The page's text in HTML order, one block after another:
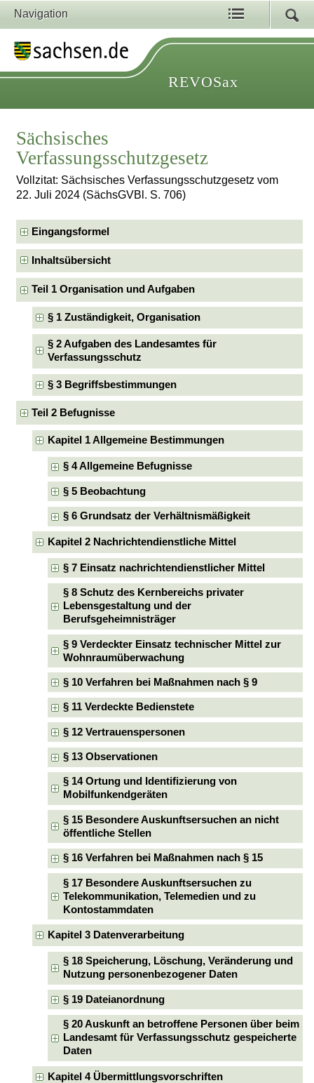
Navigation
REVOSax
Sächsisches
Verfassungsschutzgesetz
Vollzitat: Sächsisches Verfassungsschutzgesetz vom
22. Juli 2024 (SächsGVBl. S. 706)
Eingangsformel
Inhaltsübersicht
Teil 1 Organisation und Aufgaben
§ 1 Zuständigkeit, Organisation
§ 2 Aufgaben des Landesamtes für
Verfassungsschutz
§ 3 Begriffsbestimmungen
Teil 2 Befugnisse
Kapitel 1 Allgemeine Bestimmungen
§ 4 Allgemeine Befugnisse
§ 5 Beobachtung
§ 6 Grundsatz der Verhältnismäßigkeit
Kapitel 2 Nachrichtendienstliche Mittel
§ 7 Einsatz nachrichtendienstlicher Mittel
§ 8 Schutz des Kernbereichs privater
Lebensgestaltung und der
Berufsgeheimnisträger
§ 9 Verdeckter Einsatz technischer Mittel zur
Wohnraumüberwachung
§ 10 Verfahren bei Maßnahmen nach § 9
§ 11 Verdeckte Bedienstete
§ 12 Vertrauenspersonen
§ 13 Observationen
§ 14 Ortung und Identifizierung von
Mobilfunkendgeräten
§ 15 Besondere Auskunftsersuchen an nicht
öffentliche Stellen
§ 16 Verfahren bei Maßnahmen nach § 15
§ 17 Besondere Auskunftsersuchen zu
Telekommunikation, Telemedien und zu
Kontostammdaten
Kapitel 3 Datenverarbeitung
§ 18 Speicherung, Löschung, Veränderung und
Nutzung personenbezogener Daten
§ 19 Dateianordnung
§ 20 Auskunft an betroffene Personen über beim
Landesamt für Verfassungsschutz gespeicherte
Daten
Kapitel 4 Übermittlungsvorschriften